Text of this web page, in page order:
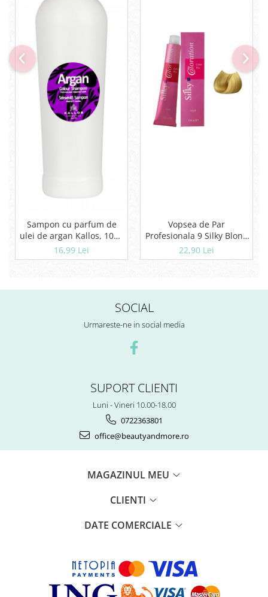
Sampon cu parfum de
ulei de argan Kallos, 1000
ml
16,99 Lei
Vopsea de Par
Profesionala 9 Silky Blond
Foarte Deschis 100ml
22,90 Lei
SOCIAL
Urmareste-ne in social media
SUPORT CLIENTI
Luni - Vineri 10.00-18.00
0722363801
office@beautyandmore.ro
MAGAZINUL MEU
CLIENTI
DATE COMERCIALE